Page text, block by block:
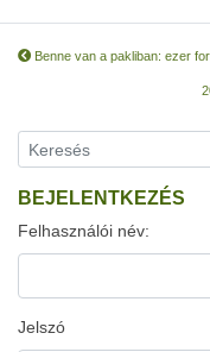
Benne van a pakliban: ezer
BEJELENTKEZÉS
Felhasználói név:
Jelszó